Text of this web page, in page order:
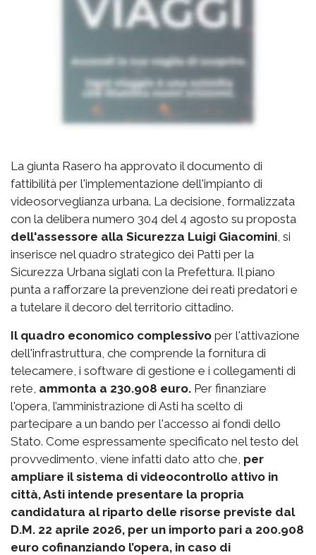
La giunta Rasero ha approvato il documento di
fattibilità per l'implementazione dell'impianto di
videosorveglianza urbana. La decisione, formalizzata
con la delibera numero 304 del 4 agosto su proposta
dell'assessore alla Sicurezza Luigi Giacomini , si
inserisce nel quadro strategico dei Patti per la
Sicurezza Urbana siglati con la Prefettura. Il piano
punta a rafforzare la prevenzione dei reati predatori e
a tutelare il decoro del territorio cittadino.
Il quadro economico complessivo per l'attivazione
dell'infrastruttura, che comprende la fornitura di
telecamere, i software di gestione e i collegamenti di
rete, ammonta a 230.908 euro. Per finanziare
l'opera, l’amministrazione di Asti ha scelto di
partecipare a un bando per l'accesso ai fondi dello
Stato. Come espressamente specificato nel testo del
provvedimento, viene infatti dato atto che, per
ampliare il sistema di videocontrollo attivo in
città, Asti intende presentare la propria
candidatura al riparto delle risorse previste dal
D.M. 22 aprile 2026, per un importo pari a 200.908
euro cofinanziando l’opera, in caso di